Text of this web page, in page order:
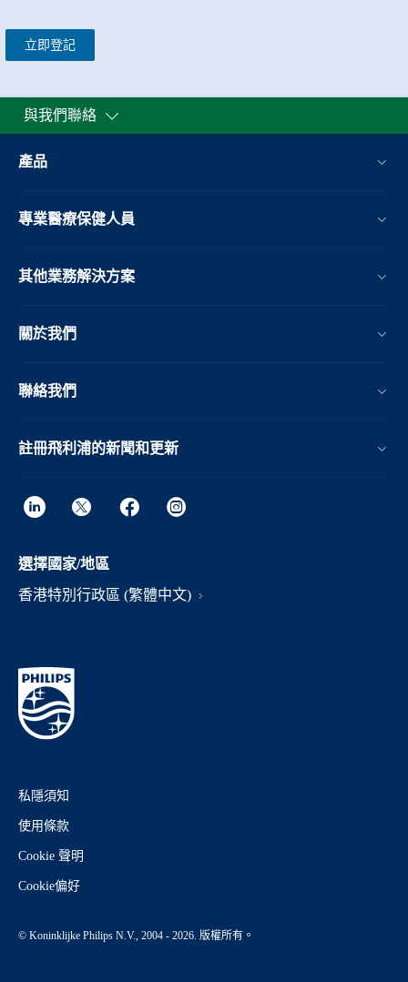
立即登記
與我們聯絡
產品
專業醫療保健人員
其他業務解決方案​
關於我們
聯絡我們
註冊飛利浦的新聞和更新
選擇國家/地區
香港特別行政區 (繁體中文)
私隱須知
使用條款
Cookie 聲明
Cookie偏好
© Koninklijke Philips N.V., 2004 - 2026. 版權所有。